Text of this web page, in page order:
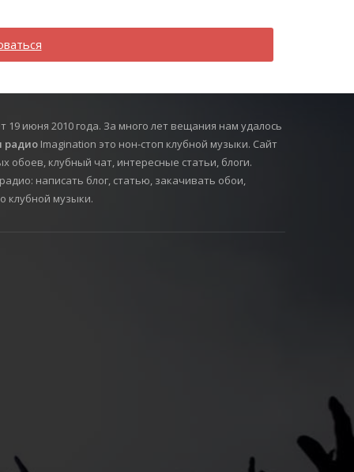
июня 2010 года. За много лет вещания нам удалось
радио Imagination это нон-стоп клубной музыки. Сайт
обоев, клубный чат, интересные статьи, блоги.
написать блог, статью, закачивать обои,
клубной музыки.